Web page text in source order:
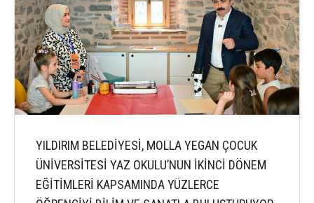
YILDIRIM BELEDİYESİ, MOLLA YEGAN ÇOCUK
ÜNİVERSİTESİ YAZ OKULU’NUN İKİNCİ DÖNEM
EĞİTİMLERİ KAPSAMINDA YÜZLERCE